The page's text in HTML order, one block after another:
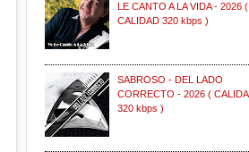
LE CANTO A LA VIDA - 2026 (
CALIDAD 320 kbps )
SABROSO - DEL LADO
CORRECTO - 2026 (
320 kbps )